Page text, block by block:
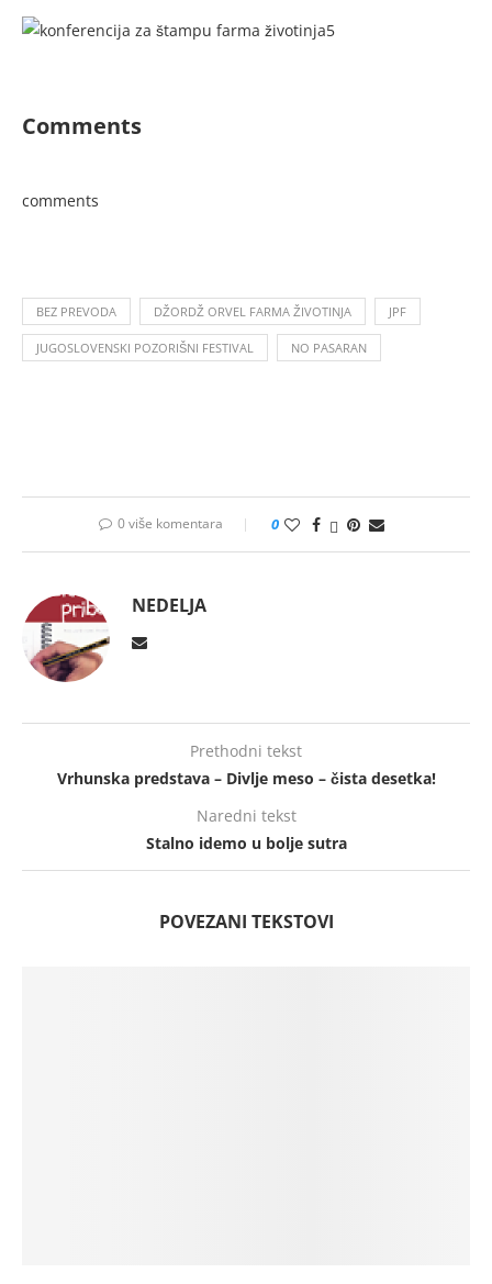
Comments
comments
BEZ PREVODA DŽORDŽ ORVEL FARMA ŽIVOTINJA JPF
JUGOSLOVENSKI POZORIŠNI FESTIVAL NO PASARAN
0 više komentara 0
NEDELJA
Prethodni tekst
Vrhunska predstava – Divlje meso – čista desetka!
Naredni tekst
Stalno idemo u bolje sutra
POVEZANI TEKSTOVI